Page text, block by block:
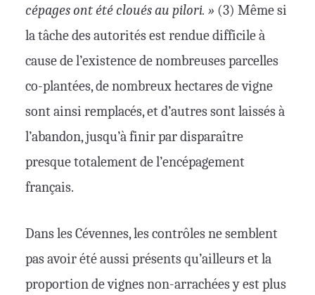
cépages ont été cloués au pilori. » (3) Même si
la tâche des autorités est rendue difficile à
cause de l’existence de nombreuses parcelles
co-plantées, de nombreux hectares de vigne
sont ainsi remplacés, et d’autres sont laissés à
l’abandon, jusqu’à finir par disparaître
presque totalement de l’encépagement
français.
Dans les Cévennes, les contrôles ne semblent
pas avoir été aussi présents qu’ailleurs et la
proportion de vignes non-arrachées y est plus